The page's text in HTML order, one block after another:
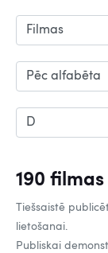
190 filmas
Tiešsaistē
lietošanai.
Publiskai